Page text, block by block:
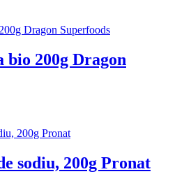
bio 200g Dragon
sodiu, 200g Pronat